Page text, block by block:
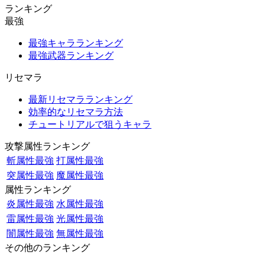
ランキング
最強
最強キャラランキング
最強武器ランキング
リセマラ
最新リセマラランキング
効率的なリセマラ方法
チュートリアルで狙うキャラ
攻撃属性ランキング
斬属性最強 打属性最強
突属性最強 魔属性最強
属性ランキング
炎属性最強 水属性最強
雷属性最強 光属性最強
闇属性最強 無属性最強
その他のランキング